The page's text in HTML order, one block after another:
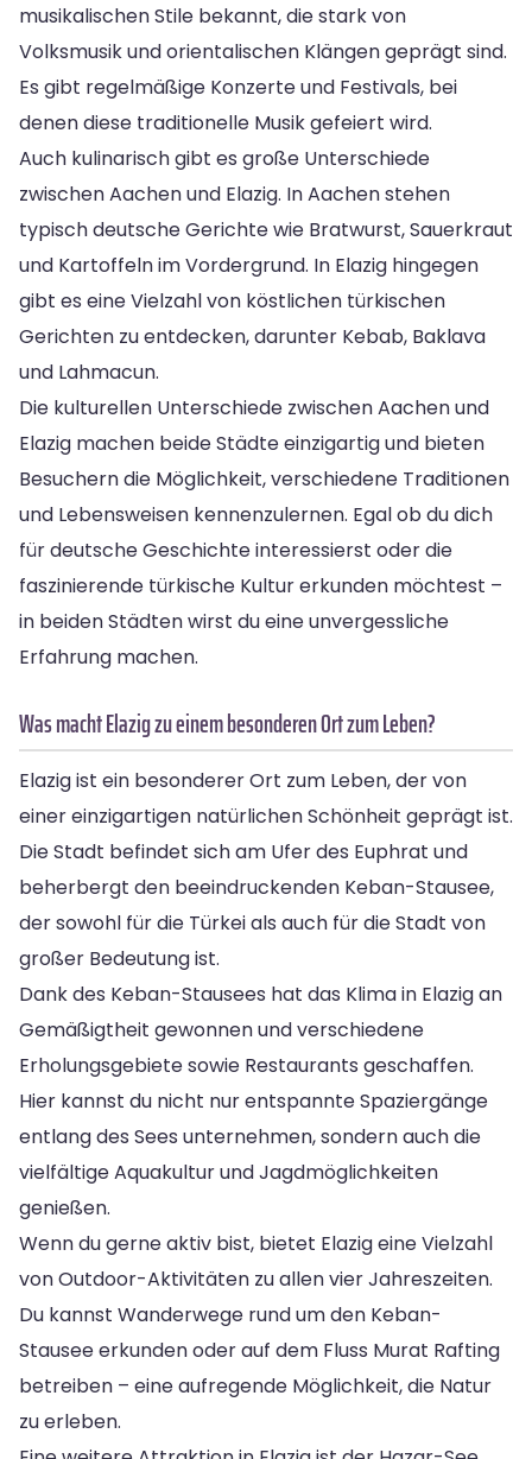
musikalischen Stile bekannt, die stark von
Volksmusik und orientalischen Klängen geprägt sind.
Es gibt regelmäßige Konzerte und Festivals, bei
denen diese traditionelle Musik gefeiert wird.
Auch kulinarisch gibt es große Unterschiede
zwischen Aachen und Elazig. In Aachen stehen
typisch deutsche Gerichte wie Bratwurst, Sauerkraut
und Kartoffeln im Vordergrund. In Elazig hingegen
gibt es eine Vielzahl von köstlichen türkischen
Gerichten zu entdecken, darunter Kebab, Baklava
und Lahmacun.
Die kulturellen Unterschiede zwischen Aachen und
Elazig machen beide Städte einzigartig und bieten
Besuchern die Möglichkeit, verschiedene Traditionen
und Lebensweisen kennenzulernen. Egal ob du dich
für deutsche Geschichte interessierst oder die
faszinierende türkische Kultur erkunden möchtest –
in beiden Städten wirst du eine unvergessliche
Erfahrung machen.
Was macht Elazig zu einem besonderen Ort zum Leben?
Elazig ist ein besonderer Ort zum Leben, der von
einer einzigartigen natürlichen Schönheit geprägt ist.
Die Stadt befindet sich am Ufer des Euphrat und
beherbergt den beeindruckenden Keban-Stausee,
der sowohl für die Türkei als auch für die Stadt von
großer Bedeutung ist.
Dank des Keban-Stausees hat das Klima in Elazig an
Gemäßigtheit gewonnen und verschiedene
Erholungsgebiete sowie Restaurants geschaffen.
Hier kannst du nicht nur entspannte Spaziergänge
entlang des Sees unternehmen, sondern auch die
vielfältige Aquakultur und Jagdmöglichkeiten
genießen.
Wenn du gerne aktiv bist, bietet Elazig eine Vielzahl
von Outdoor-Aktivitäten zu allen vier Jahreszeiten.
Du kannst Wanderwege rund um den Keban-
Stausee erkunden oder auf dem Fluss Murat Rafting
betreiben – eine aufregende Möglichkeit, die Natur
zu erleben.